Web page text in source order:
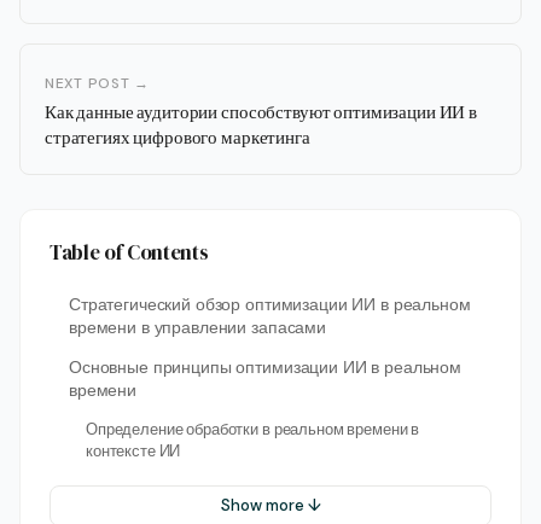
NEXT POST →
Как данные аудитории способствуют оптимизации ИИ в
стратегиях цифрового маркетинга
Table of Contents
Стратегический обзор оптимизации ИИ в реальном
времени в управлении запасами
Основные принципы оптимизации ИИ в реальном
времени
Определение обработки в реальном времени в
контексте ИИ
Show more ↓